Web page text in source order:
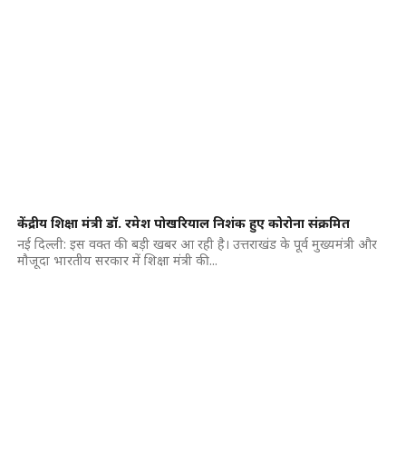
केंद्रीय शिक्षा मंत्री डॉ. रमेश पोखरियाल निशंक हुए कोरोना संक्रमित
नई दिल्ली: इस वक्त की बड़ी खबर आ रही है। उत्तराखंड के पूर्व मुख्यमंत्री और
मौजूदा भारतीय सरकार में शिक्षा मंत्री की...